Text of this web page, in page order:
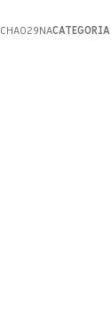
CHA029NACATEGORIA